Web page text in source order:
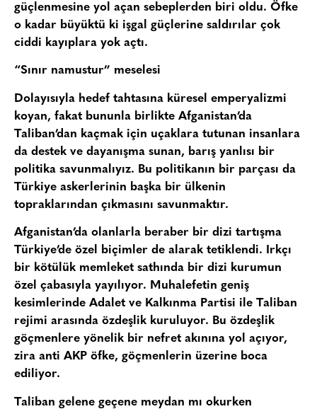
güçlenmesine yol açan sebeplerden biri oldu. Öfke
o kadar büyüktü ki işgal güçlerine saldırılar çok
ciddi kayıplara yok açtı.
“Sınır namustur” meselesi
Dolayısıyla hedef tahtasına küresel emperyalizmi
koyan, fakat bununla birlikte Afganistan’da
Taliban’dan kaçmak için uçaklara tutunan insanlara
da destek ve dayanışma sunan, barış yanlısı bir
politika savunmalıyız. Bu politikanın bir parçası da
Türkiye askerlerinin başka bir ülkenin
topraklarından çıkmasını savunmaktır.
Afganistan’da olanlarla beraber bir dizi tartışma
Türkiye’de özel biçimler de alarak tetiklendi. Irkçı
bir kötülük memleket sathında bir dizi kurumun
özel çabasıyla yayılıyor. Muhalefetin geniş
kesimlerinde Adalet ve Kalkınma Partisi ile Taliban
rejimi arasında özdeşlik kuruluyor. Bu özdeşlik
göçmenlere yönelik bir nefret akınına yol açıyor,
zira anti AKP öfke, göçmenlerin üzerine boca
ediliyor.
Taliban gelene geçene meydan mı okurken